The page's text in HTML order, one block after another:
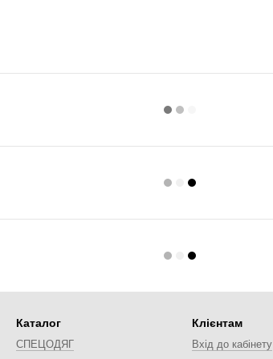
Каталог
СПЕЦОДЯГ
Клієнтам
Вхід до кабінету